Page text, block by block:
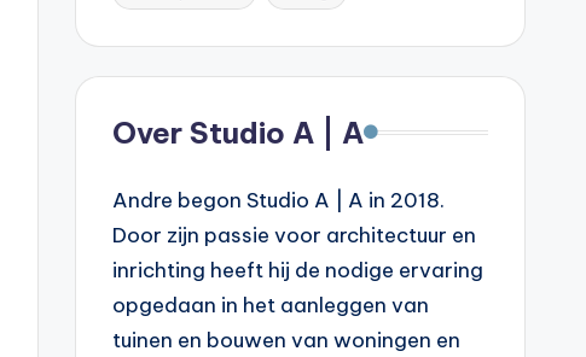
Over Studio A | A
Andre begon Studio A | A in 2018.
Door zijn passie voor architectuur en
inrichting heeft hij de nodige ervaring
opgedaan in het aanleggen van
tuinen en bouwen van woningen en